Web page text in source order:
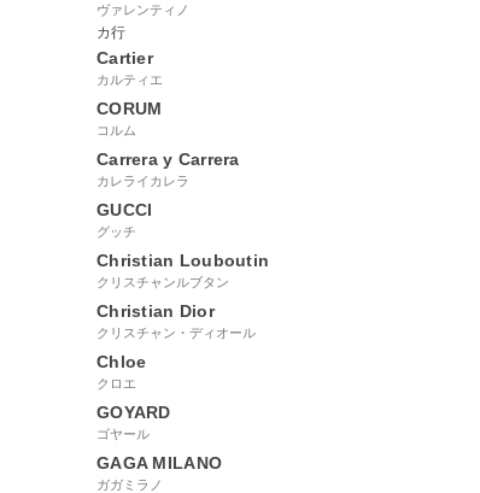
ヴァレンティノ
カ行
Cartier
カルティエ
CORUM
コルム
Carrera y Carrera
カレライカレラ
GUCCI
グッチ
Christian Louboutin
クリスチャンルブタン
Christian Dior
クリスチャン・ディオール
Chloe
クロエ
GOYARD
ゴヤール
GAGA MILANO
ガガミラノ